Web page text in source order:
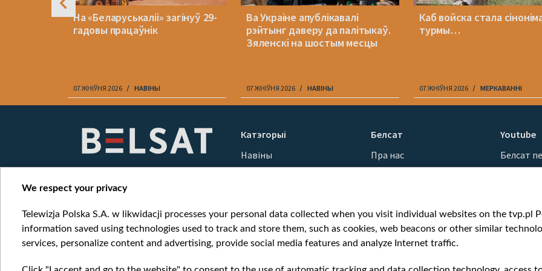
На «Беларуськаліі» загінуў 29-
гадовы працаўнік
07 ЖНІЎНЯ 2026 НАВІНЫ
Ва Украіне апублікавалі
рэйтынг даверу да палітыкаў.
Зяленскі на шостым месцы
07 ЖНІЎНЯ 2026 НАВІНЫ
Каб войска стала
турмы…
07 ЖНІЎНЯ 2026 МЕРКАВАННI
Катэгорыі
Навіны
Вайна
Белсат
Пра нас
Кантакты
Як нас глядзець
Узнагароды
Міжнародная супраца
Ціск з боку ўладаў
Youtube
Белсат
Белсат
Belsat
Biełsat PL
Белсат
We respect your privacy
Telewizja Polska S.A. w likwidacji processes your personal data collected when you visit individual websites on the tvp.pl
information saved using technologies used to track and store them, such as cookies, web beacons or other similar
services, personalize content and advertising, provide social media features and analyze Internet traffic.